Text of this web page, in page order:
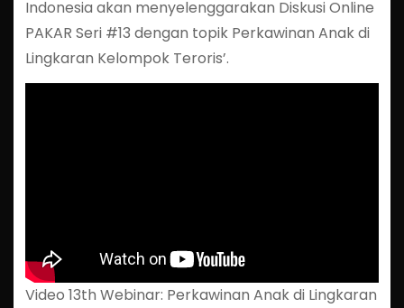
Indonesia akan menyelenggarakan Diskusi Online
PAKAR Seri #13 dengan topik Perkawinan Anak di
Lingkaran Kelompok Teroris’.
Video 13th Webinar: Perkawinan Anak di Lingkaran